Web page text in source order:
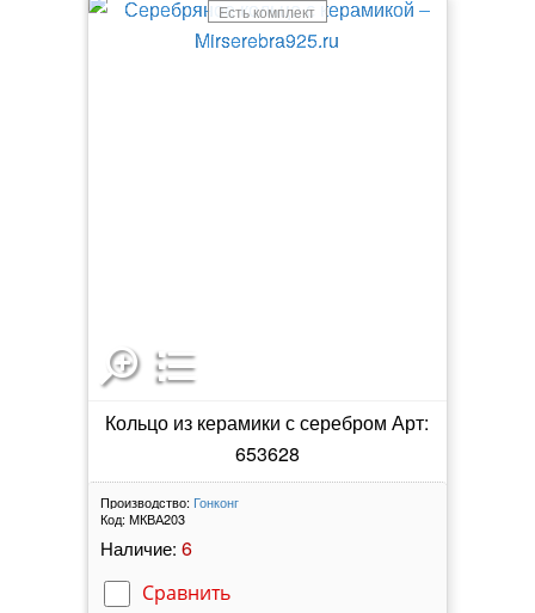
Есть комплект
Кольцо из керамики с серебром Арт:
653628
Производство: Гонконг
Код: МКВА203
Наличие: 6
Сравнить